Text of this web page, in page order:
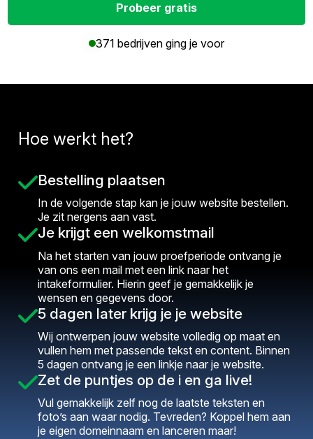
Probeer gratis
371 bedrijven ging je voor
Hoe werkt het?
Bestelling plaatsen
In de volgende stap kan je jouw website bestellen.
Je zit nergens aan vast.
Je krijgt een welkomstmail
Na het starten van jouw proefperiode ontvang je
van ons een mail met een link naar het
intakeformulier. Hierin geef je gemakkelijk je
wensen en gegevens door.
5 dagen later krijg je je website
Wij ontwerpen jouw website volledig op maat en
vullen hem met passende tekst en content. Binnen
5 dagen ontvang je een linkje naar je website.
Zet de puntjes op de i en ga live!
Vul gemakkelijk zelf nog de laatste teksten en
foto’s aan waar nodig. Tevreden? Koppel hem aan
je eigen domeinnaam en lanceren maar!